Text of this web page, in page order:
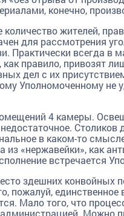
конечно,
жителей,
для рассмотрения
Практически всегда
правило, привозят
дел с их
Уполномоченному не
4 камеры.
в каком-то
из «нержавейки», как
встречается
здешних конвойных
пожалуй,
Мало того, что
Можно